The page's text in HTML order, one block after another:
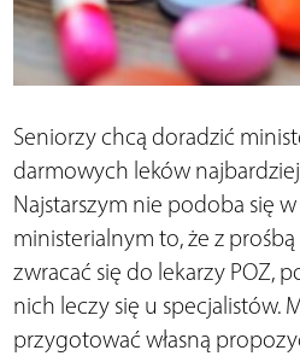
Seniorzy chcą doradzić
darmowych leków
Najstarszym nie podoba się
ministerialnym to, że z
zwracać się do lekarzy POZ,
nich leczy się u specjalistów.
przygotować własną